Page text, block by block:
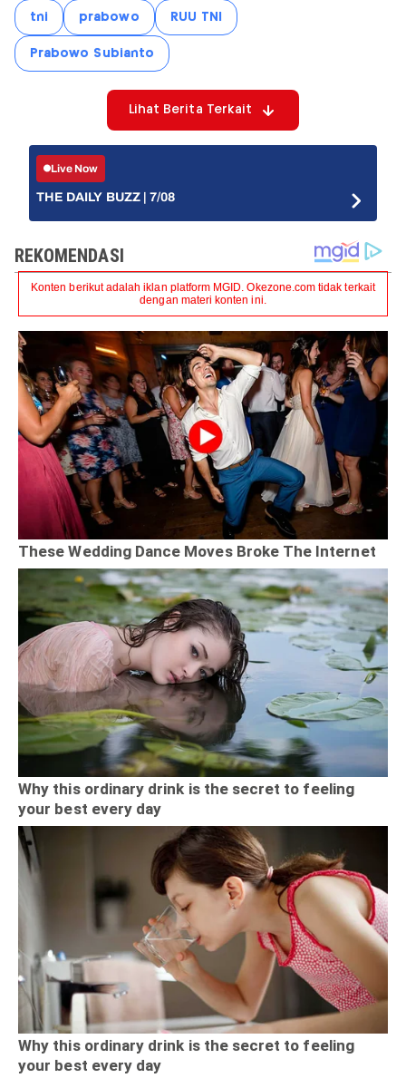
tni prabowo RUU TNI
Prabowo Subianto
Lihat Berita Terkait
Live Now
THE DAILY BUZZ | 7/08